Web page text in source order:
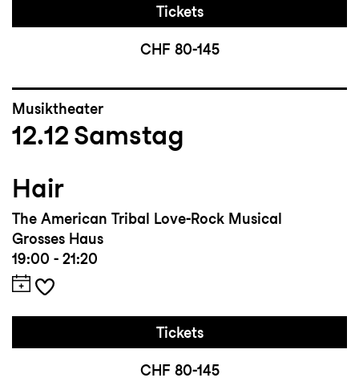
Tickets
CHF 80-145
Musiktheater
12.12 Samstag
Hair
The American Tribal Love-Rock Musical
Grosses Haus
19:00 - 21:20
Tickets
CHF 80-145